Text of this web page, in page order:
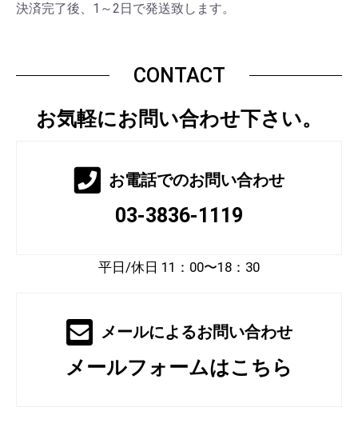
決済完了後、1～2日で発送致します。
CONTACT
お気軽にお問い合わせ下さい。
お電話でのお問い合わせ
03-3836-1119
平日/休日 11：00〜18：30
メールによるお問い合わせ
メールフォームはこちら